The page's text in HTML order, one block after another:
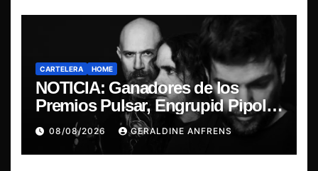
CARTELERA HOME
NOTICIA: Ganadores de los
Premios Pulsar, Engrupid Pipol
presentan show exclusivo.
08/08/2026 GERALDINE ANFRENS